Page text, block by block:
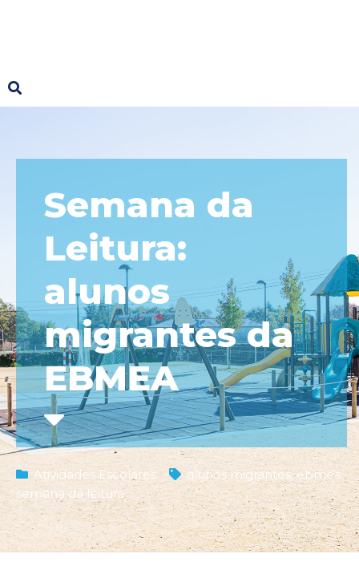
Semana da
Leitura:
alunos
migrantes da
EBMEA
Atividades Escolares alunos migrantes,ebmea,
semana da leitura